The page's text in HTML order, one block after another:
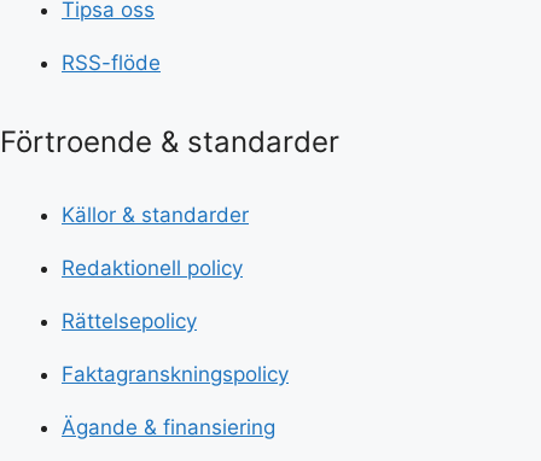
Tipsa oss
RSS-flöde
Förtroende & standarder
Källor & standarder
Redaktionell policy
Rättelsepolicy
Faktagranskningspolicy
Ägande & finansiering